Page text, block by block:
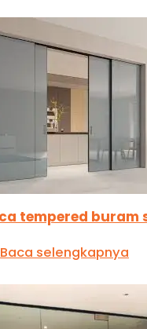
tempered buram
Baca selengkapnya